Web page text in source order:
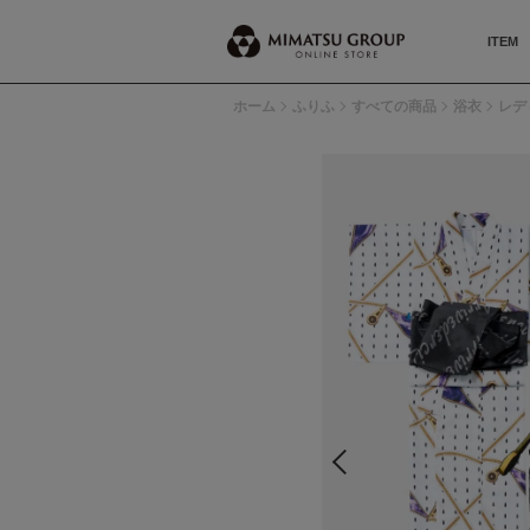
ITEM
ホーム ふりふ すべての商品 浴衣 レ